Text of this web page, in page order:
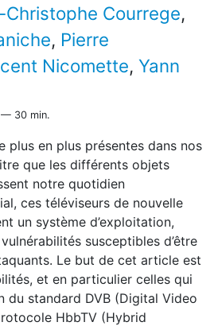
Christophe Courrege,
, Pierre
Nicomette, Yann
— 30 min.
plus en plus présentes dans nos
que les différents objets
notre quotidien
ces téléviseurs de nouvelle
un système d’exploitation,
susceptibles d’être
Le but de cet article est
et en particulier celles qui
du standard DVB (Digital Video
HbbTV (Hybrid